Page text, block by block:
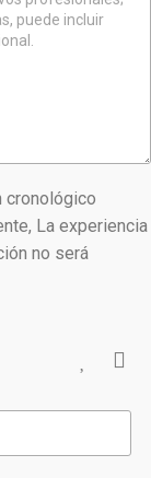
cronológico
La experiencia
no será